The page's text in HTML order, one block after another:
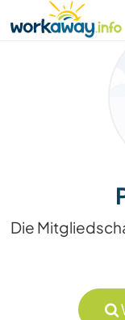
CONTENT
MAIN NAVIGATION
Die